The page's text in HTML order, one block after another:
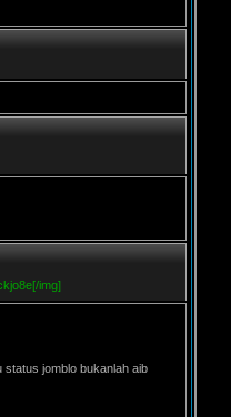
img]
status jomblo bukanlah aib